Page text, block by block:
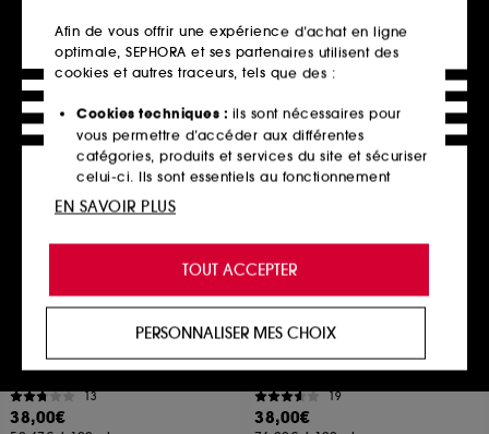
Ajouter au panier Ajouter au panier
ULTRA VIOLETTE
Preen Screen SPF50
Brume Solaire pour le Visage
13
38,00€
ULTRA VIOLETTE
Clean Screen SPF30
Crème solaire pour peaux sensibles
19
38,00€
Exclu web
Afin de vous offrir une expérience d’achat en ligne
optimale, SEPHORA et ses partenaires utilisent des
cookies et autres traceurs, tels que des :
Cookies techniques : ils sont nécessaires pour
vous permettre d’accéder aux différentes
catégories, produits et services du site et sécuriser
celui-ci. Ils sont essentiels au fonctionnement
technique du site et ne peuvent être désactivés.
de vous offrir une expérience enrichie et
personnalisée en vous recommandant des
produits, des services et des contenus qui
proposer des offres promotionnelles adaptées à
votre profil.
Cookies réseaux sociaux et publicité :
utilisés pour vous présenter du contenu susceptible
TOUT ACCEPTER
PERSONNALISER MES CHOIX
EN SAVOIR PLUS